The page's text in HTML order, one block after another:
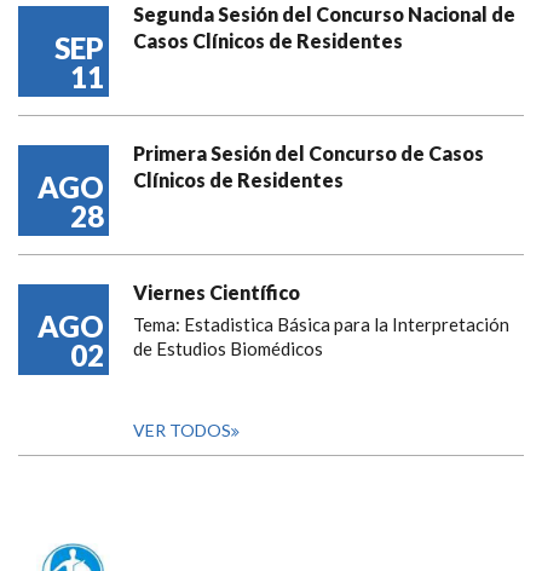
SEP
11
Segunda Sesión del Concurso Nacional de
Casos Clínicos de Residentes
AGO
28
Primera Sesión del Concurso de Casos
Clínicos de Residentes
AGO
02
Viernes Científico
Tema: Estadistica Básica para la Interpretación
de Estudios Biomédicos
VER TODOS